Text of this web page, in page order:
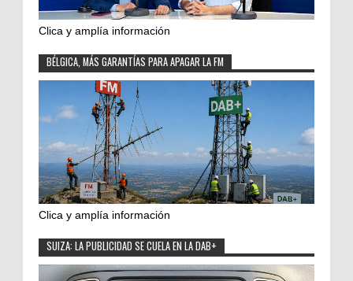
Clica y amplía información
BÉLGICA, MÁS GARANTÍAS PARA APAGAR LA FM
Clica y amplía información
SUIZA: LA PUBLICIDAD SE CUELA EN LA DAB+